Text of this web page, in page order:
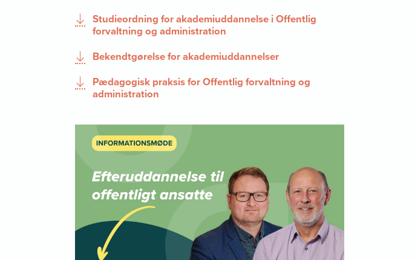
Studieordning for akademiuddannelse i Offentlig
forvaltning og administration
Bekendtgørelse for akademiuddannelser
Pædagogisk praksis for Offentlig forvaltning og
administration